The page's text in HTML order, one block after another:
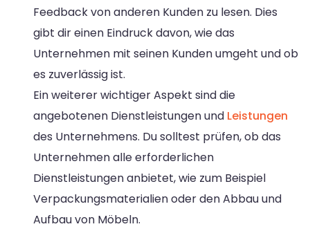
Feedback von anderen Kunden zu lesen. Dies
gibt dir einen Eindruck davon, wie das
Unternehmen mit seinen Kunden umgeht und ob
es zuverlässig ist.
Ein weiterer wichtiger Aspekt sind die
angebotenen Dienstleistungen und Leistungen
des Unternehmens. Du solltest prüfen, ob das
Unternehmen alle erforderlichen
Dienstleistungen anbietet, wie zum Beispiel
Verpackungsmaterialien oder den Abbau und
Aufbau von Möbeln.